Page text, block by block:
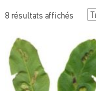
8 résultats affichésTrié
plus
récent
au
plus